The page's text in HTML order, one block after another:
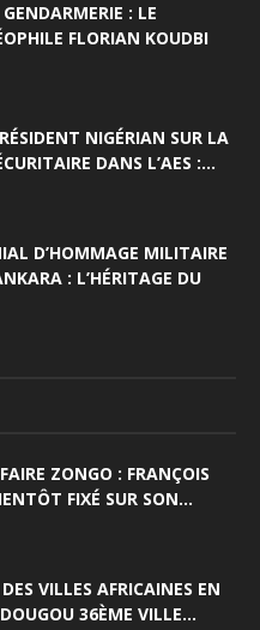
: LE
FLORIAN KOUDBI
NIGÉRIAN SUR LA
DANS L’AES :...
D’HOMMAGE MILITAIRE
: L’HÉRITAGE DU
ZONGO : FRANÇOIS
FIXÉ SUR SON...
VILLES AFRICAINES EN
36ÈME VILLE...